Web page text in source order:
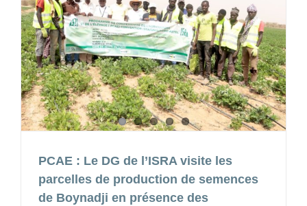
PCAE : Le DG de l’ISRA visite les
parcelles de production de semences
de Boynadji en présence des